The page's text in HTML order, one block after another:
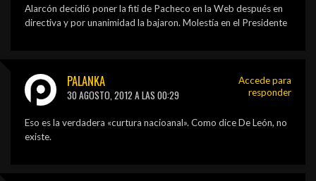
Alarcón decidió poner la fiti de Pacheco en la Web después en
directiva y por unanimidad la bajaron. Molestía en el Presidente
PALANKA
30 AGOSTO, 2012 A LAS 00:29
Eso es la verdadera «curtura nacioanal». Como dice De León, no
existe.
Accede para
responder